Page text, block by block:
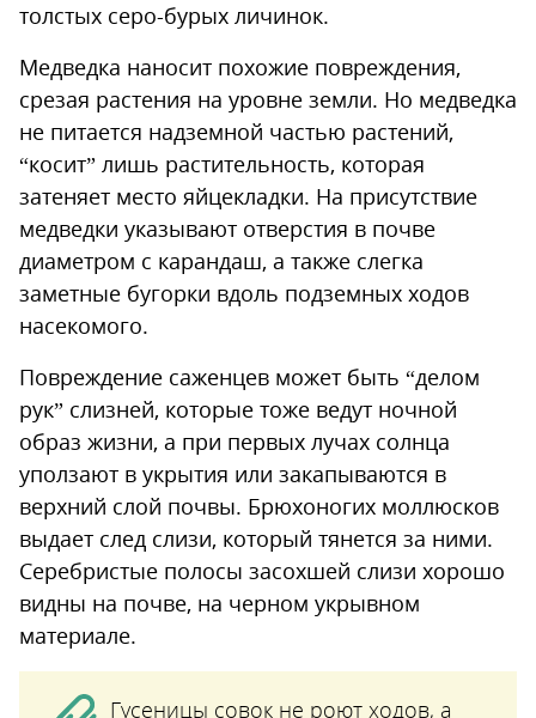
толстых серо-бурых личинок.
Медведка наносит похожие повреждения,
срезая растения на уровне земли. Но медведка
не питается надземной частью растений,
“косит” лишь растительность, которая
затеняет место яйцекладки. На присутствие
медведки указывают отверстия в почве
диаметром с карандаш, а также слегка
заметные бугорки вдоль подземных ходов
насекомого.
Повреждение саженцев может быть “делом
рук” слизней, которые тоже ведут ночной
образ жизни, а при первых лучах солнца
уползают в укрытия или закапываются в
верхний слой почвы. Брюхоногих моллюсков
выдает след слизи, который тянется за ними.
Серебристые полосы засохшей слизи хорошо
видны на почве, на черном укрывном
материале.
Гусеницы совок не роют ходов, а